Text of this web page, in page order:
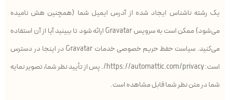
یک رشته ناشناس ایجاد شده از آدرس ایمیل شما (همچنین هش نامیده
می‌شود) ممکن است به سرویس Gravatar ارائه شود تا ببینید آیا از آن استفاده
می‌کنید. سیاست حفظ حریم خصوصی خدمات Gravatar در اینجا در دسترس
است: https://automattic.com/privacy/. پس از تأیید نظر شما، تصویر نمایه
شما در متن نظر شما قابل مشاهده است.